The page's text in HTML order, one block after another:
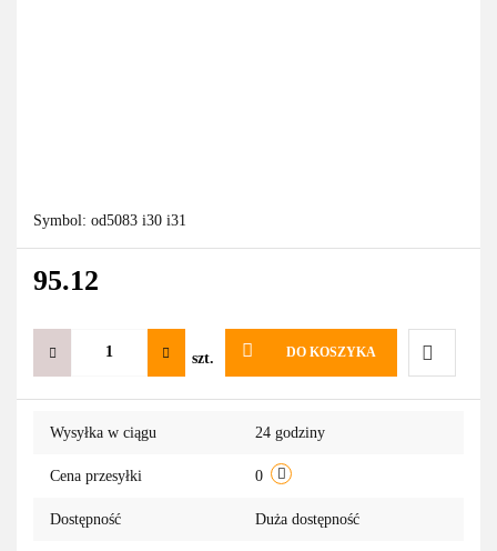
Symbol: od5083 i30 i31
95.12
szt. DO KOSZYKA
Do
Wysyłka w ciągu 24 godziny
Cena przesyłki 0
Dostępność Duża dostępność